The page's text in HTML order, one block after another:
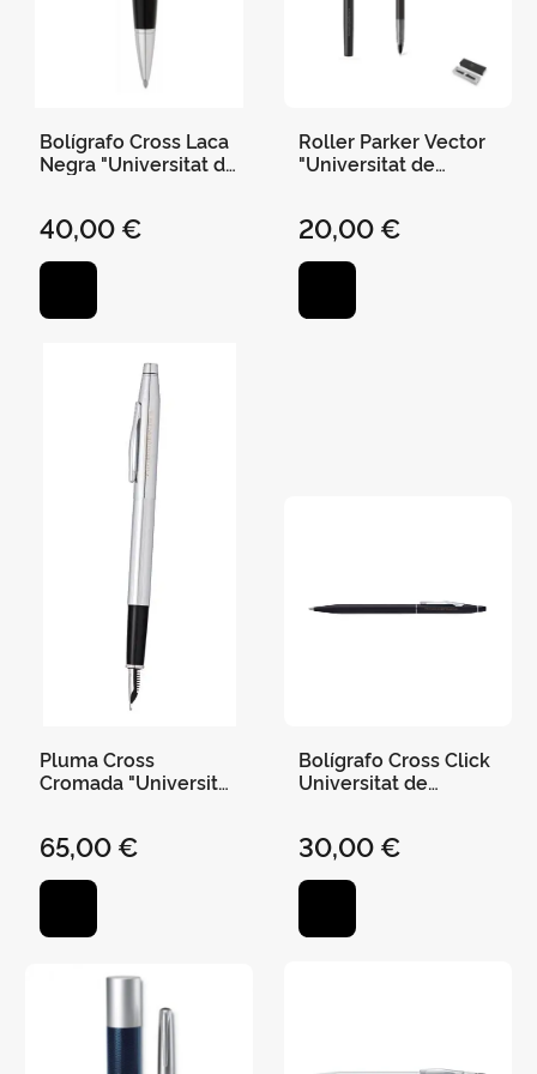
Bolígrafo Cross Laca
Negra "Universitat de
40,00 €
Roller Parker Vector
"Universitat de
Color Plata-Azul
20,00 €
Pluma Cross
Cromada "Universitat
108Ms
65,00 €
Bolígrafo Cross Click
Universitat de
At0622-102
30,00 €